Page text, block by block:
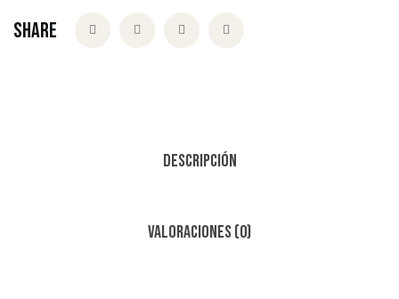
Share
Descripción
Valoraciones (0)